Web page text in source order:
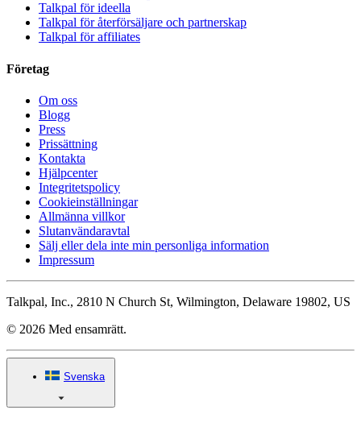
Talkpal för ideella
Talkpal för återförsäljare och partnerskap
Talkpal för affiliates
Företag
Om oss
Blogg
Press
Prissättning
Kontakta
Hjälpcenter
Integritetspolicy
Cookieinställningar
Allmänna villkor
Slutanvändaravtal
Sälj eller dela inte min personliga information
Impressum
Talkpal, Inc., 2810 N Church St, Wilmington, Delaware 19802, US
© 2026 Med ensamrätt.
Svenska